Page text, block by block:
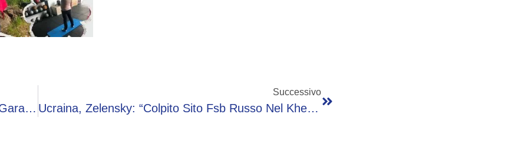
No A Vino E Carne Rossa, Il Doppio Divieto Di Garattini A Tavola
Successivo
Ucraina, Zelensky: “Colpito Sito Fsb Russo Nel Kherson, Centinaia Tra Morti E Feriti”